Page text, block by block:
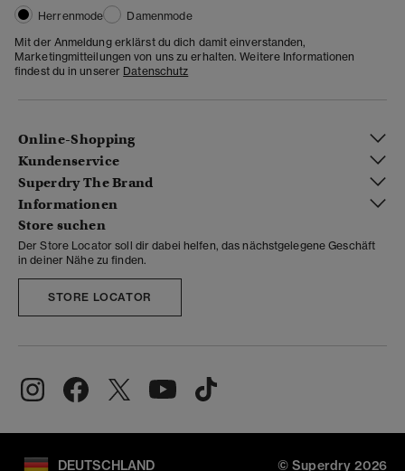
Herrenmode
Damenmode
Mit der Anmeldung erklärst du dich damit einverstanden,
Marketingmitteilungen von uns zu erhalten. Weitere Informationen
findest du in unserer Datenschutz
Online-Shopping
Kundenservice
Superdry The Brand
Informationen
Store suchen
Der Store Locator soll dir dabei helfen, das nächstgelegene Geschäft
in deiner Nähe zu finden.
STORE LOCATOR
DEUTSCHLAND © Superdry 2026